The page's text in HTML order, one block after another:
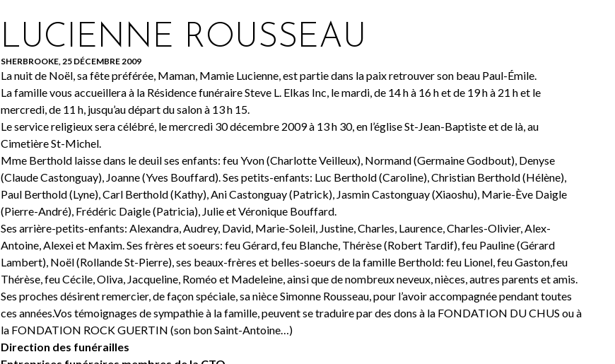
LUCIENNE ROUSSEAU
SHERBROOKE, 25 DÉCEMBRE 2009
La nuit de Noël, sa fête préférée, Maman, Mamie Lucienne, est partie dans la paix retrouver son beau Paul-Émile.
La famille vous accueillera à la Résidence funéraire Steve L. Elkas Inc, le mardi, de 14 h à 16 h et de 19 h à 21 h et le
mercredi, de 11 h, jusqu’au départ du salon à 13 h 15.
Le service religieux sera célébré, le mercredi 30 décembre 2009 à 13 h 30, en l’église St-Jean-Baptiste et de là, au
Cimetière St-Michel.
Mme Berthold laisse dans le deuil ses enfants: feu Yvon (Charlotte Veilleux), Normand (Germaine Godbout), Denyse
(Claude Castonguay), Joanne (Yves Bouffard). Ses petits-enfants: Luc Berthold (Caroline), Christian Berthold (Hélène),
Paul Berthold (Lyne), Carl Berthold (Kathy), Ani Castonguay (Patrick), Jasmin Castonguay (Xiaoshu), Marie-Ève Daigle
(Pierre-André), Frédéric Daigle (Patricia), Julie et Véronique Bouffard.
Ses arrière-petits-enfants: Alexandra, Audrey, David, Marie-Soleil, Justine, Charles, Laurence, Charles-Olivier, Alex-
Antoine, Alexei et Maxim. Ses frères et soeurs: feu Gérard, feu Blanche, Thérèse (Robert Tardif), feu Pauline (Gérard
Lambert), Noël (Rollande St-Pierre), ses beaux-frères et belles-soeurs de la famille Berthold: feu Lionel, feu Gaston,feu
Thérèse, feu Cécile, Oliva, Jacqueline, Roméo et Madeleine, ainsi que de nombreux neveux, nièces, autres parents et amis.
Ses proches désirent remercier, de façon spéciale, sa nièce Simonne Rousseau, pour l’avoir accompagnée pendant toutes
ces années.Vos témoignages de sympathie à la famille, peuvent se traduire par des dons à la FONDATION DU CHUS ou à
la FONDATION ROCK GUERTIN (son bon Saint-Antoine…)
Direction des funérailles